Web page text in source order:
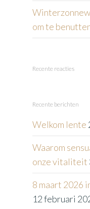
om te
Recente reacties
Recente berichten
Welkom lente
Waarom
onze vitaliteit
8 maart 2026
12 februari